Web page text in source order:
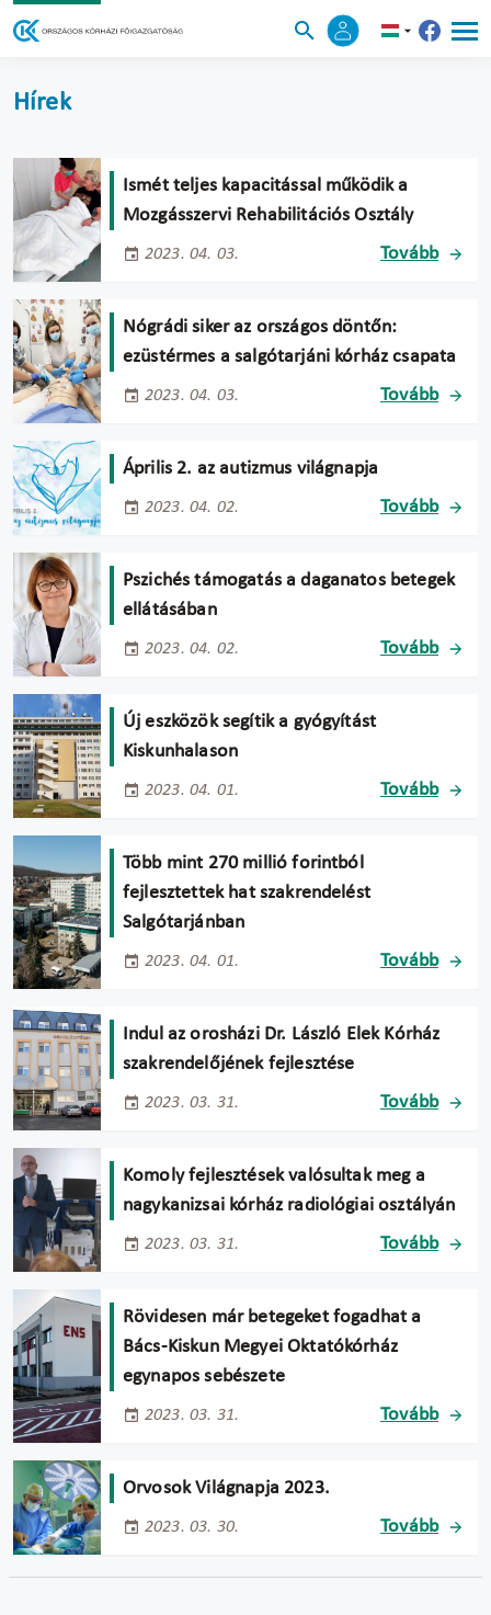
Hírek
Ismét teljes kapacitással működik a
Mozgásszervi Rehabilitációs Osztály
2023. 04. 03. Tovább
Nógrádi siker az országos döntőn:
ezüstérmes a salgótarjáni kórház csapata
2023. 04. 03. Tovább
Április 2. az autizmus világnapja
2023. 04. 02. Tovább
Pszichés támogatás a daganatos betegek
ellátásában
2023. 04. 02. Tovább
Új eszközök segítik a gyógyítást
Kiskunhalason
2023. 04. 01. Tovább
Több mint 270 millió forintból
fejlesztettek hat szakrendelést
Salgótarjánban
2023. 04. 01. Tovább
Indul az orosházi Dr. László Elek Kórház
szakrendelőjének fejlesztése
2023. 03. 31. Tovább
Komoly fejlesztések valósultak meg a
nagykanizsai kórház radiológiai osztályán
2023. 03. 31. Tovább
Rövidesen már betegeket fogadhat a
Bács-Kiskun Megyei Oktatókórház
egynapos sebészete
2023. 03. 31. Tovább
Orvosok Világnapja 2023.
2023. 03. 30. Tovább